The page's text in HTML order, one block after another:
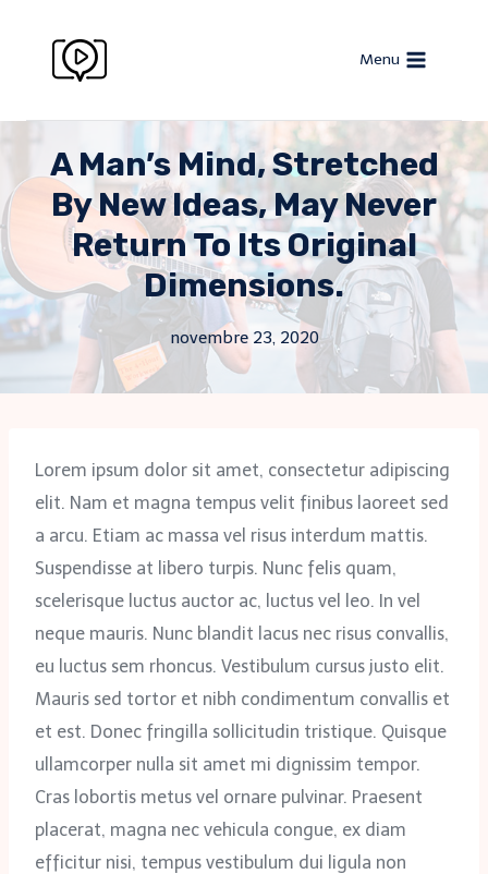
Menu
A Man’s Mind, Stretched
By New Ideas, May Never
Return To Its Original
Dimensions.
novembre 23, 2020
Lorem ipsum dolor sit amet, consectetur adipiscing
elit. Nam et magna tempus velit finibus laoreet sed
a arcu. Etiam ac massa vel risus interdum mattis.
Suspendisse at libero turpis. Nunc felis quam,
scelerisque luctus auctor ac, luctus vel leo. In vel
neque mauris. Nunc blandit lacus nec risus convallis,
eu luctus sem rhoncus. Vestibulum cursus justo elit.
Mauris sed tortor et nibh condimentum convallis et
et est. Donec fringilla sollicitudin tristique. Quisque
ullamcorper nulla sit amet mi dignissim tempor.
Cras lobortis metus vel ornare pulvinar. Praesent
placerat, magna nec vehicula congue, ex diam
efficitur nisi, tempus vestibulum dui ligula non